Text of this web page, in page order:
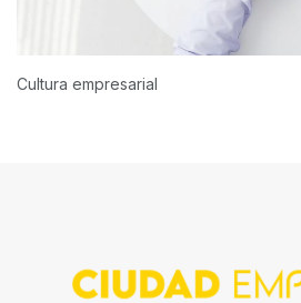
Cultura empresarial